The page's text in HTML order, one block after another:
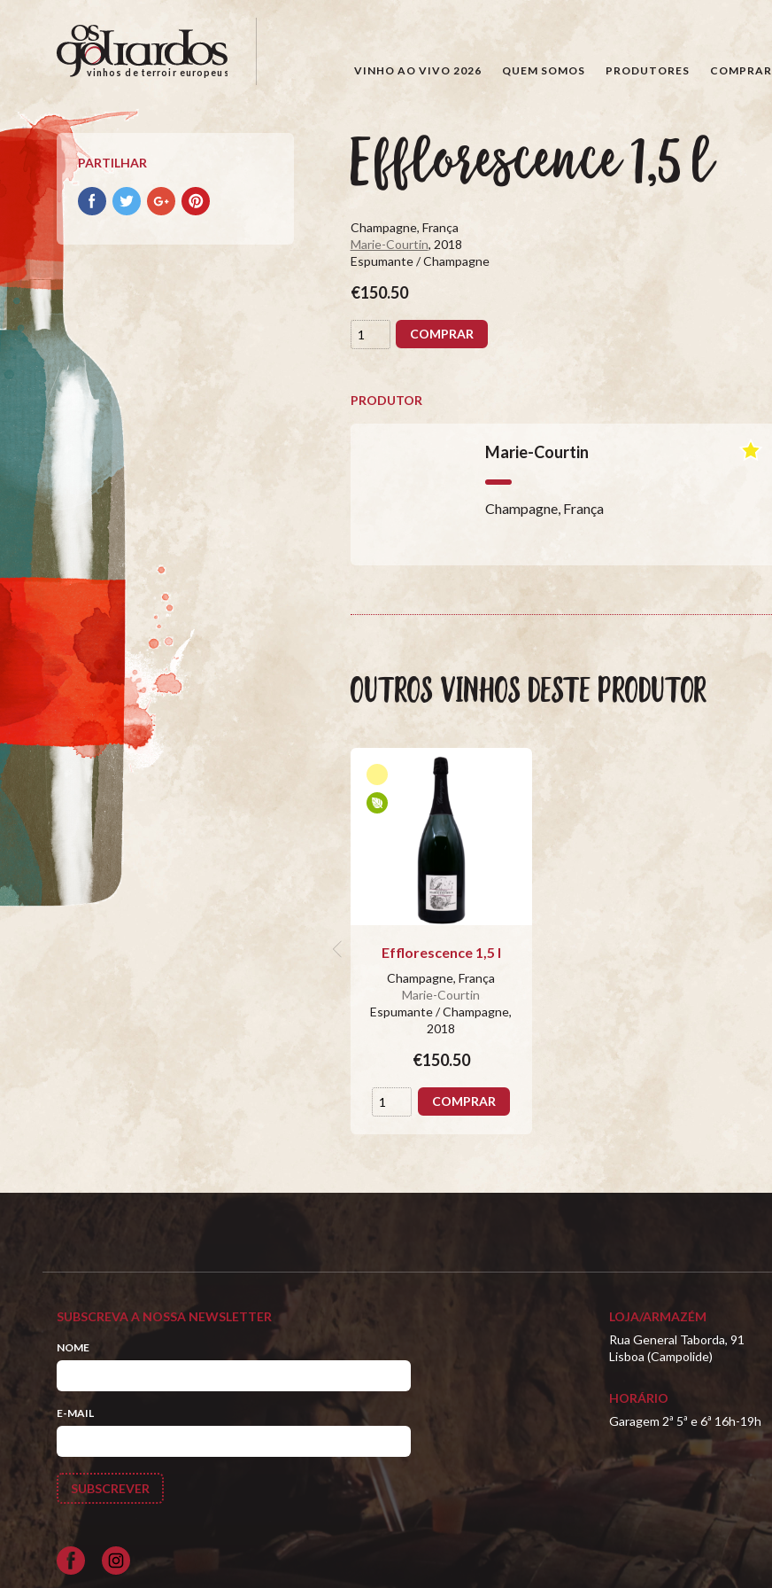
Os
Goliardos
Vinhos
de
Terroir
Europeus
vinhos de terroir europeus VINHO AO VIVO 2026 QUEM SOMOS PRODUTORES COMPRAR
PARTILHAR
Partilhar
no
Partilhar
no
Partilhar
no
Partilhar
no
Efflorescence 1,5 l
Champagne, França
Marie-Courtin, 2018
Espumante / Champagne
€150.50
COMPRAR
PRODUTOR
Marie-Courtin
Champagne, França
OUTROS VINHOS DESTE PRODUTOR
Efflorescence 1,5 l
Champagne, França
Marie-Courtin
Espumante / Champagne,
2018
€150.50
COMPRAR
SUBSCREVA A NOSSA NEWSLETTER
NOME
E-MAIL
Facebook
LOJA/ARMAZÉM
Rua General Taborda, 91
Lisboa (Campolide)
HORÁRIO
Garagem 2ª 5ª e 6ª 16h-19h